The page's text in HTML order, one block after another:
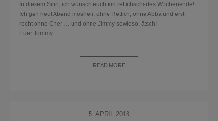
In diesem Sinn, ich wünsch euch ein rettichscharfes Wochenende!
Ich geh heut Abend moshen, ohne Rettich, ohne Abba und erst
recht ohne Cher … und ohne Jimmy sowieso, ätsch!
Euer Tommy
READ MORE
5. APRIL 2018